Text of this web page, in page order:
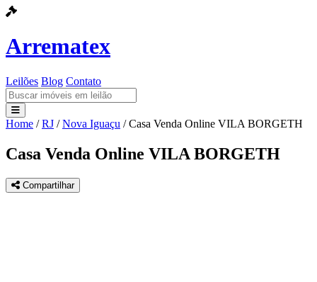
Arrematex
Leilões Blog Contato
Leilões
Blog
Contato
Home / RJ / Nova Iguaçu / Casa Venda Online VILA BORGETH
Casa Venda Online VILA BORGETH
Compartilhar